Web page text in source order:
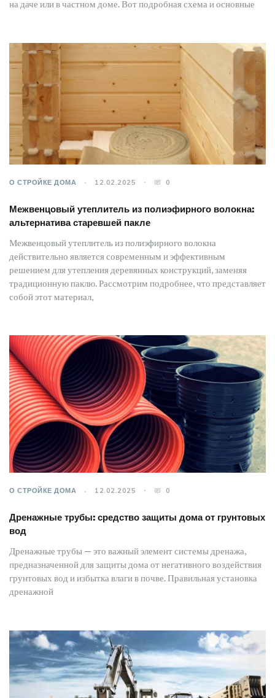
на даче или в частном доме. Вот подробная схема и основные
О СТРОЙКЕ ДОМА 12.02.2025 0
Межвенцовый утеплитель из полиэфирного волокна:
альтернатива старевшей пакле
Межвенцовый утеплитель из полиэфирного волокна
действительно является современным и эффективным
решением для утепления деревянных конструкций, заменяя
традиционную паклю. Рассмотрим подробнее, что представляет
собой этот материал,
О СТРОЙКЕ ДОМА 12.02.2025 0
Дренажные трубы: средство защиты дома от грунтовых
вод
Дренажные трубы — это важный элемент системы дренажа,
предназначенной для защиты дома от негативного воздействия
грунтовых вод и избытка влаги в почве. Правильная установка
дренажной